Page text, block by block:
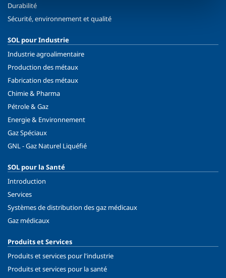
Durabilité
Sécurité, environnement et qualité
SOL pour Industrie
Industrie agroalimentaire
Production des métaux
Fabrication des métaux
Chimie & Pharma
Pétrole & Gaz
Energie & Environnement
Gaz Spéciaux
GNL - Gaz Naturel Liquéfié
SOL pour la Santé
Introduction
Services
Systèmes de distribution des gaz médicaux
Gaz médicaux
Produits et Services
Produits et services pour l'industrie
Produits et services pour la santé